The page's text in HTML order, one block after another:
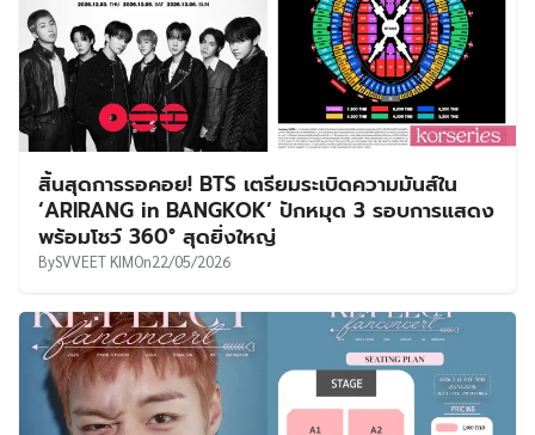
สิ้นสุดการรอคอย! BTS เตรียมระเบิดความมันส์ใน
‘ARIRANG in BANGKOK’ ปักหมุด 3 รอบการแสดง
พร้อมโชว์ 360° สุดยิ่งใหญ่
BySVVEET KIMOn22/05/2026